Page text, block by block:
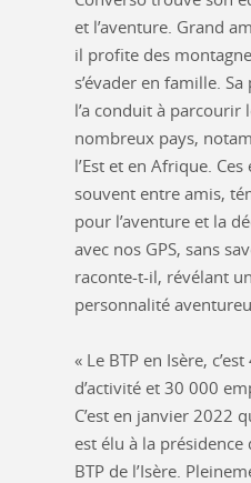
et l’aventure. Grand
il profite des
s’évader en famille.
l’a conduit à parcourir
nombreux pays,
l’Est et en Afrique.
souvent entre amis,
pour l’aventure et la
avec nos GPS, sans
raconte-t-il, révélant
personnalité
« Le BTP en Isère,
d’activité et 30 000
C’est en janvier 2022
est élu à la
BTP de l’Isère.